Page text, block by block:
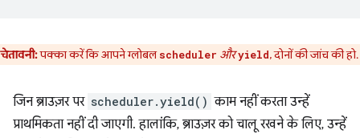
चेतावनी:पक्का करें कि आपने ग्लोबलscheduler औरyield, दोनों की जांच की हो.
जिन ब्राउज़र पर scheduler.yield() काम नहीं करता उन्हें
प्राथमिकता नहीं दी जाएगी. हालांकि, ब्राउज़र को चालू रखने के लिए, उन्हें